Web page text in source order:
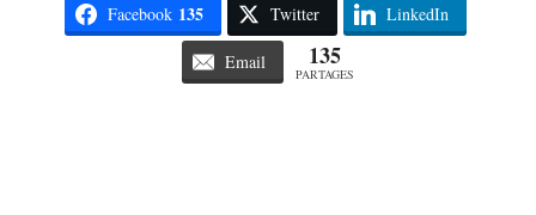
Facebook 135 Twitter LinkedIn
Email 135
PARTAGES